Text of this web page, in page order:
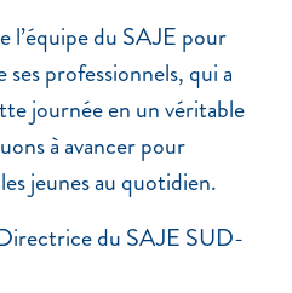
l’équipe du SAJE pour
ses professionnels, qui a
journée en un véritable
à avancer pour
jeunes au quotidien.
du SAJE SUD-